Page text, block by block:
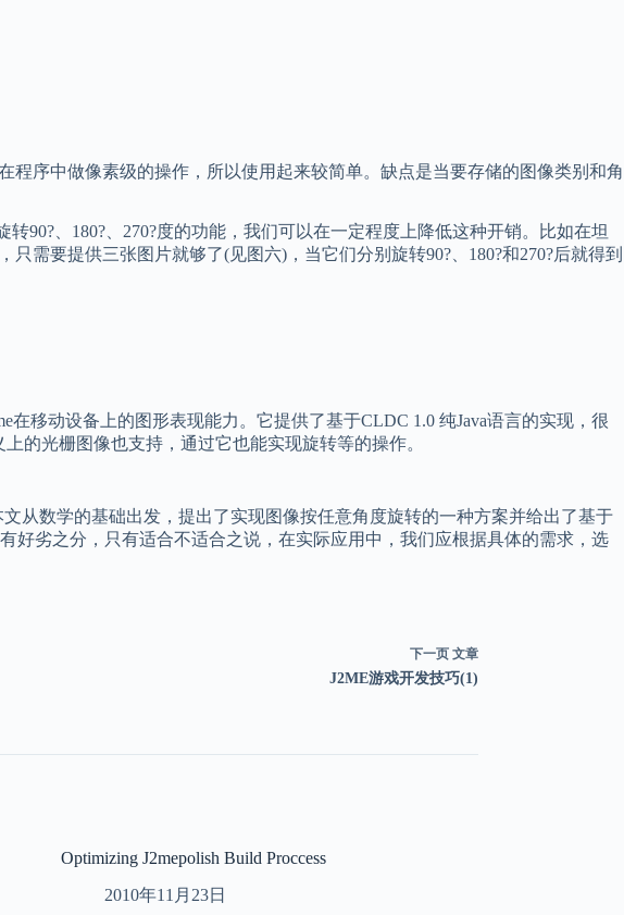
序中做像素级的操作，所以使用起来较简单。缺点是当要存储的图像类别和角
、180?、270?度的功能，我们可以在一定程度上降低这种开销。比如在坦
需要提供三张图片就够了(见图六)，当它们分别旋转90?、180?和270?后就得到
移动设备上的图形表现能力。它提供了基于CLDC 1.0 纯Java语言的实现，很
的光栅图像也支持，通过它也能实现旋转等的操作。
数学的基础出发，提出了实现图像按任意角度旋转的一种方案并给出了基于
好劣之分，只有适合不适合之说，在实际应用中，我们应根据具体的需求，选
下一页 文章
J2ME游戏开发技巧(1)
Optimizing J2mepolish Build Proccess
2010年11月23日